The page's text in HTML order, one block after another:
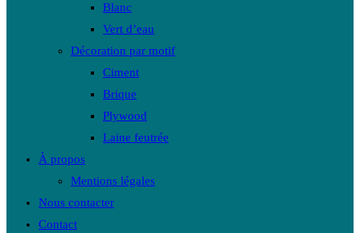
Blanc
Vert d’eau
Décoration par motif
Ciment
Brique
Plywood
Laine feutrée
À propos
Mentions légales
Nous contacter
Contact